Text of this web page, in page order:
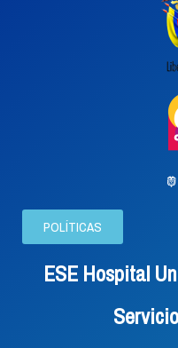
POLÍTICAS
ESE Hospital